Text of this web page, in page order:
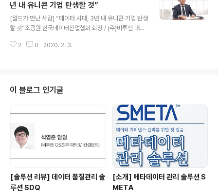
금 생소한 분도 있을 것 같아요. 지난해 취임하셨다고 들었
습니다. 청취자 분들을 위해서 어떤 단체인지, 어떤 활동을
하고 계신지 잠시 소개를 부탁드립니다. 조광원 : 한국데이
터산업협회가 만들어진지 1년인데요. 1년이 조금 넘었습니
다. 11년 전에 협의회로 출범해서 10년 동안 협..
년 내 유니콘 기업 탄생할 것”
[월드가 만난 사람] “데이터 시대, 3년 내 유니콘 기업 탄생
할 것”조광원 한국데이터산업협회 회장 / (주)비투엔 대표
이터 3법이 지난 달 국회를 통과했고, 오는 7월 본격 시행
한다. 다시 말해 서로 다른 각종의 데이터를 통합하고 분석
하면 시장 및 기술의 트렌드는 물론 많은 사람들이 어떻게,
왜, 그리고 무엇 때문에 움직이는지 등을 파악하는 것은 물
론 예측도 가능하다. 이를 통해 새로운 비즈니스 및 일자리
창출은 물론 산업도 형성되고, 더 나아가 국가 경제 발전에
도 큰..
2 0 2020. 2. 3.
이 블로그 인기글
[솔루션 리뷰] 데이터 품질관리 솔
루션 SDQ
[소개] 메타데이터 관리 솔루션 S
META